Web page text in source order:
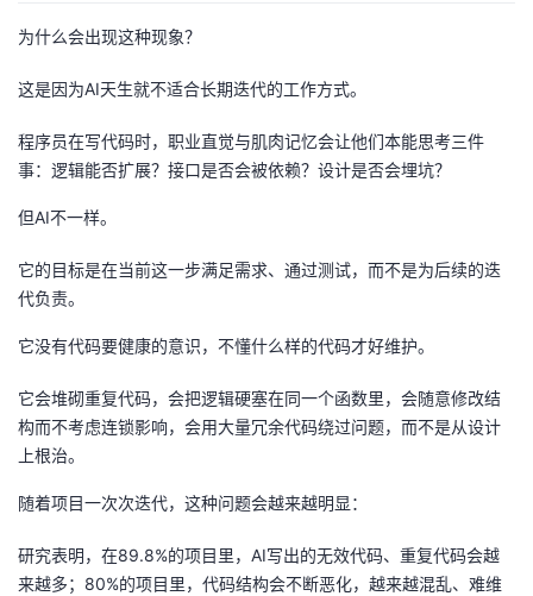
为什么会出现这种现象？
这是因为AI天生就不适合长期迭代的工作方式。
程序员在写代码时，职业直觉与肌肉记忆会让他们本能思考三件
事：逻辑能否扩展？接口是否会被依赖？设计是否会埋坑？
但AI不一样。
它的目标是在当前这一步满足需求、通过测试，而不是为后续的迭
代负责。
它没有代码要健康的意识，不懂什么样的代码才好维护。
它会堆砌重复代码，会把逻辑硬塞在同一个函数里，会随意修改结
构而不考虑连锁影响，会用大量冗余代码绕过问题，而不是从设计
上根治。
随着项目一次次迭代，这种问题会越来越明显：
研究表明，在89.8%的项目里，AI写出的无效代码、重复代码会越
来越多；80%的项目里，代码结构会不断恶化，越来越混乱、难维